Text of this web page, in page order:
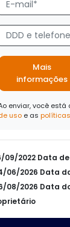
Mais
informações
enviar, você
uso e as
09/2022 Data
06/2026 Data
08/2026 Data